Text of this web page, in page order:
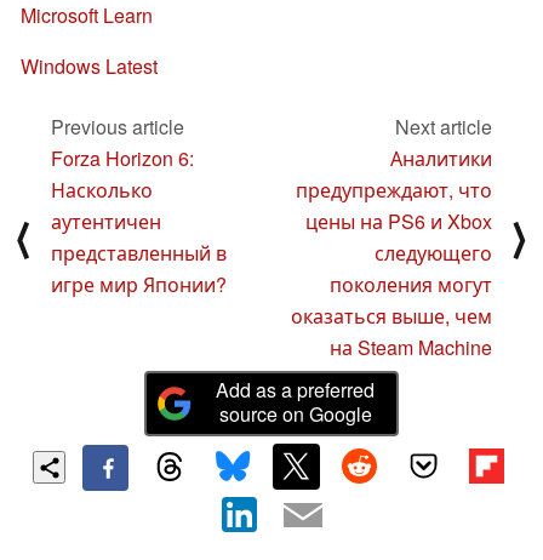
Microsoft Learn
Windows Latest
⟨
Previous article
Forza Horizon 6:
Насколько
аутентичен
представленный в
игре мир Японии?
Next article
Аналитики
предупреждают, что
цены на PS6 и Xbox
следующего
поколения могут
оказаться выше, чем
на Steam Machine
⟩
Add as a preferred
source on Google